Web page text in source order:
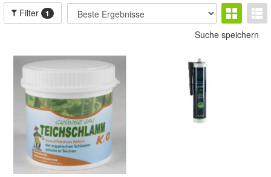
Filter 1
Suche speichern